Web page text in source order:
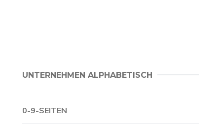
UNTERNEHMEN ALPHABETISCH
0-9-SEITEN